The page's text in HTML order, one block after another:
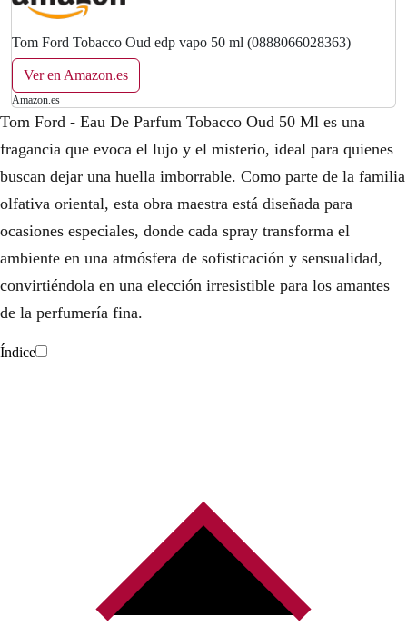
Tom Ford Tobacco Oud edp vapo 50 ml (0888066028363)
Ver en Amazon.es
Amazon.es
Tom Ford - Eau De Parfum Tobacco Oud 50 Ml es una
fragancia que evoca el lujo y el misterio, ideal para quienes
buscan dejar una huella imborrable. Como parte de la familia
olfativa oriental, esta obra maestra está diseñada para
ocasiones especiales, donde cada spray transforma el
ambiente en una atmósfera de sofisticación y sensualidad,
convirtiéndola en una elección irresistible para los amantes
de la perfumería fina.
Índice